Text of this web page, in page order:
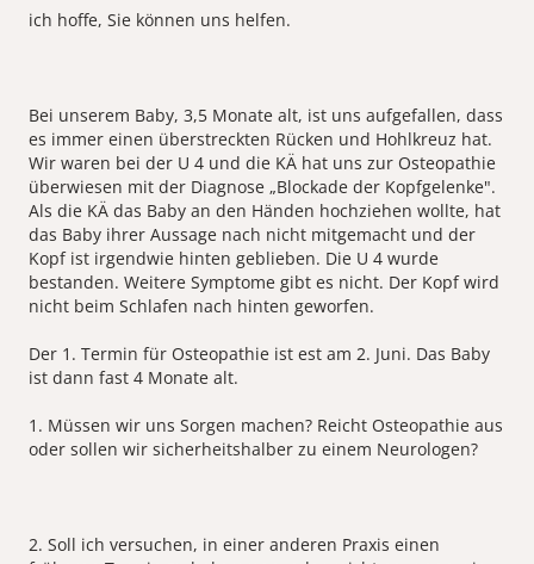
ich hoffe, Sie können uns helfen.
Bei unserem Baby, 3,5 Monate alt, ist uns aufgefallen, dass
es immer einen überstreckten Rücken und Hohlkreuz hat.
Wir waren bei der U 4 und die KÄ hat uns zur Osteopathie
überwiesen mit der Diagnose „Blockade der Kopfgelenke".
Als die KÄ das Baby an den Händen hochziehen wollte, hat
das Baby ihrer Aussage nach nicht mitgemacht und der
Kopf ist irgendwie hinten geblieben. Die U 4 wurde
bestanden. Weitere Symptome gibt es nicht. Der Kopf wird
nicht beim Schlafen nach hinten geworfen.
Der 1. Termin für Osteopathie ist est am 2. Juni. Das Baby
ist dann fast 4 Monate alt.
1. Müssen wir uns Sorgen machen? Reicht Osteopathie aus
oder sollen wir sicherheitshalber zu einem Neurologen?
2. Soll ich versuchen, in einer anderen Praxis einen